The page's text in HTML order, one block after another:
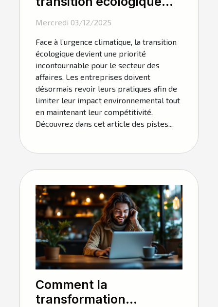
dans le secteur des
affaires
Mercredi 03/12/2025
Face à l’urgence climatique, la transition
écologique devient une priorité
incontournable pour le secteur des
affaires. Les entreprises doivent
désormais revoir leurs pratiques afin de
limiter leur impact environnemental tout
en maintenant leur compétitivité.
Découvrez dans cet article des pistes...
Comment la
transformation